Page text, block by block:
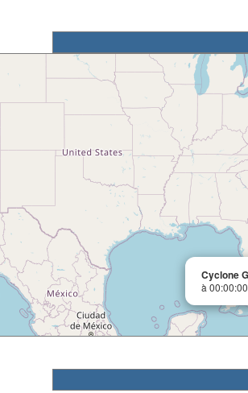
Cyclone
à